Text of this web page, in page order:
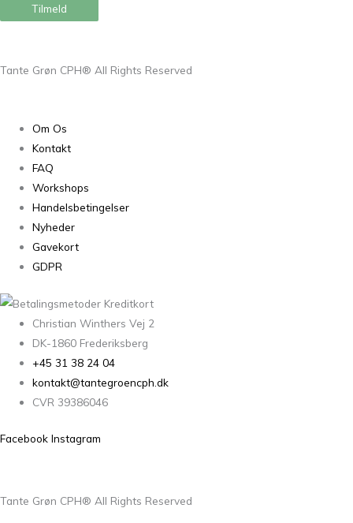
Tilmeld
Tante Grøn CPH® All Rights Reserved
Om Os
Kontakt
FAQ
Workshops
Handelsbetingelser
Nyheder
Gavekort
GDPR
Christian Winthers Vej 2
DK-1860 Frederiksberg
+45 31 38 24 04
kontakt@tantegroencph.dk
CVR 39386046
Facebook Instagram
Tante Grøn CPH® All Rights Reserved